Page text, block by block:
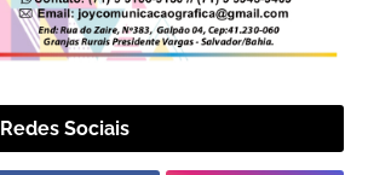
Redes Sociais